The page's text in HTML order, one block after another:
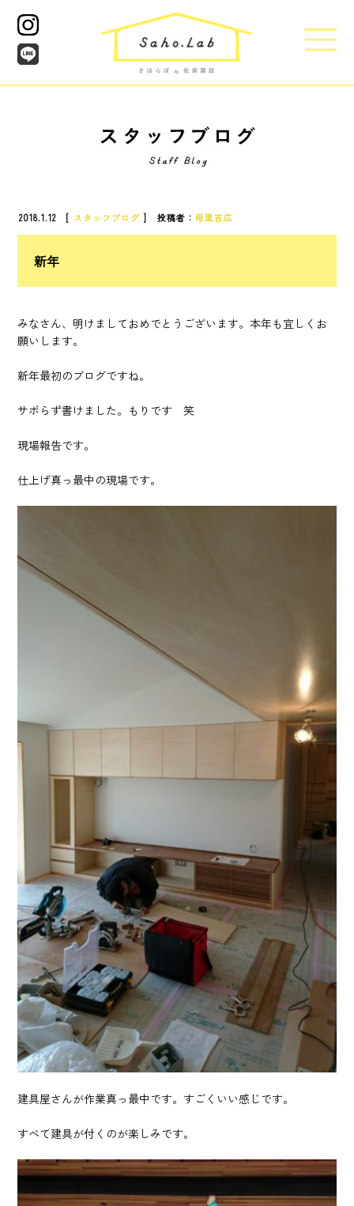
2018.1.12 [ スタッフブログ ] 投稿者：母里吉広
新年
みなさん、明けましておめでとうございます。本年も宜しくお
願いします。
新年最初のブログですね。
サボらず書けました。もりです 笑
現場報告です。
仕上げ真っ最中の現場です。
建具屋さんが作業真っ最中です。すごくいい感じです。
すべて建具が付くのが楽しみです。